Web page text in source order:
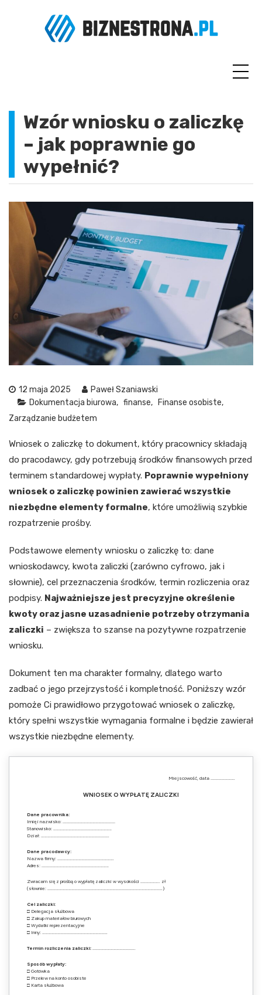
Wzór wniosku o zaliczkę
– jak poprawnie go
wypełnić?
12 maja 2025
Paweł Szaniawski
Dokumentacja biurowa
finanse
Finanse osobiste
Zarządzanie budżetem
Wniosek o zaliczkę to dokument, który pracownicy składają
do pracodawcy, gdy potrzebują środków finansowych przed
terminem standardowej wypłaty. Poprawnie wypełniony
wniosek o zaliczkę powinien zawierać wszystkie
niezbędne elementy formalne, które umożliwią szybkie
rozpatrzenie prośby.
Podstawowe elementy wniosku o zaliczkę to: dane
wnioskodawcy, kwota zaliczki (zarówno cyfrowo, jak i
słownie), cel przeznaczenia środków, termin rozliczenia oraz
podpisy. Najważniejsze jest precyzyjne określenie
kwoty oraz jasne uzasadnienie potrzeby otrzymania
zaliczki – zwiększa to szanse na pozytywne rozpatrzenie
wniosku.
Dokument ten ma charakter formalny, dlatego warto
zadbać o jego przejrzystość i kompletność. Poniższy wzór
pomoże Ci prawidłowo przygotować wniosek o zaliczkę,
który spełni wszystkie wymagania formalne i będzie zawierał
wszystkie niezbędne elementy.
Miejscowość, data …………………….
WNIOSEK O WYPŁATĘ ZALICZKI
Dane pracownika:
Imię i nazwisko: ………………………………………………
Stanowisko: ……………………………………………………
Dział: …………………………………………………………….
Dane pracodawcy:
Nazwa firmy: ………………………………………………….
Adres: ……………………………………………………………
Zwracam się z prośbą o wypłatę zaliczki w wysokości ……………….. zł
(słownie: ……………………………………………………………………………………………………….)
Cel zaliczki:
□ Delegacja służbowa
□ Zakup materiałów biurowych
□ Wydatki reprezentacyjne
□ Inny: ………………………………………………………….
Termin rozliczenia zaliczki:
Sposób wypłaty:
□ Gotówka
□ Przelew na konto osobiste
□ Karta służbowa